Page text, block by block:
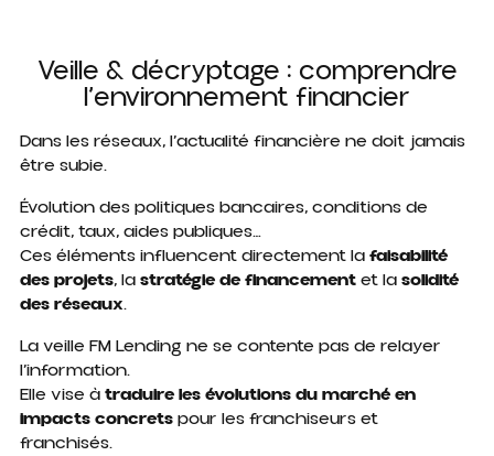
Veille & décryptage : comprendre
l’environnement financier
Dans les réseaux, l’actualité financière ne doit jamais
être subie.
Évolution des politiques bancaires, conditions de
crédit, taux, aides publiques…
Ces éléments influencent directement lafaisabilité
des projets, lastratégie de financementet lasolidité
des réseaux.
La veille FM Lending ne se contente pas de relayer
l’information.
Elle vise àtraduire les évolutions du marché en
impacts concretspour les franchiseurs et
franchisés.